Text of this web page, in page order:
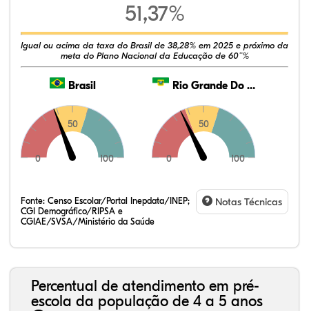
51,37%
Igual ou acima da taxa do Brasil de 38,28% em 2025 e próximo da
meta do Plano Nacional da Educação de 60¨%
Brasil
0
50
100
Rio Grande Do Norte
0
50
100
Fonte: Censo Escolar/Portal Inepdata/INEP;
CGI Demográfico/RIPSA e
CGIAE/SVSA/Ministério da Saúde
Notas Técnicas
Percentual de atendimento em pré-
escola da população de 4 a 5 anos